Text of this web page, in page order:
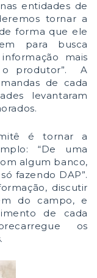
entidades de
tornar a
forma que ele
para busca
mais
o produtor”. A
de cada
levantaram
é tornar a
“De uma
algum banco,
fazendo DAP”.
discutir
do campo, e
de cada
os